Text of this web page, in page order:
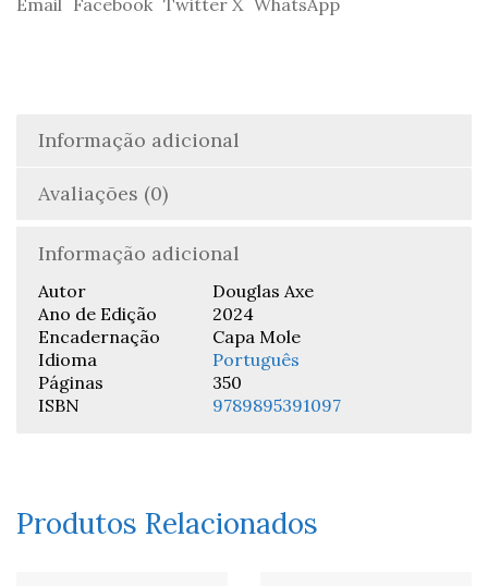
Email Facebook Twitter X WhatsApp
Informação adicional
Avaliações (0)
Informação adicional
Autor
Douglas Axe
Ano de Edição
2024
Encadernação
Capa Mole
Idioma
Português
Páginas
350
ISBN
9789895391097
Produtos Relacionados